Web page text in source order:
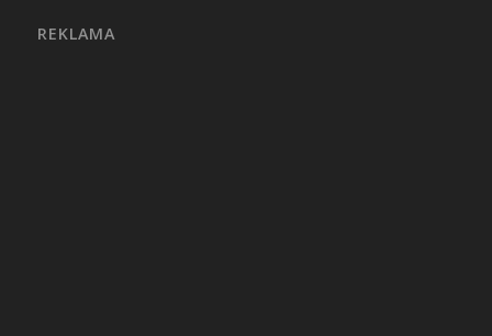
REKLAMA